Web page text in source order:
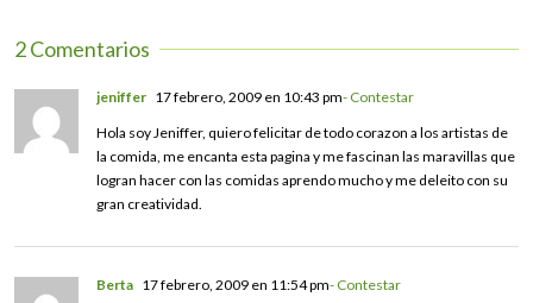
2 Comentarios
jeniffer 17 febrero, 2009 en 10:43 pm- Contestar
Hola soy Jeniffer, quiero felicitar de todo corazon a los artistas de
la comida, me encanta esta pagina y me fascinan las maravillas que
logran hacer con las comidas aprendo mucho y me deleito con su
gran creatividad.
Berta 17 febrero, 2009 en 11:54 pm- Contestar